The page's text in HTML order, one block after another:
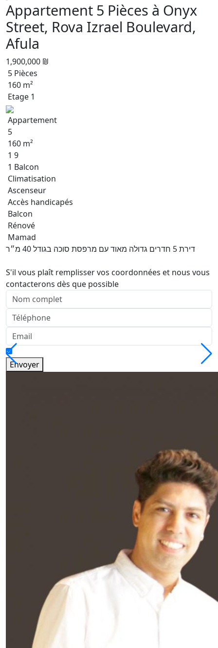
Appartement 5 Pièces à Onyx
Street, Rova Izrael Boulevard,
Afula
1,900,000 ₪
5 Pièces
160 m²
Etage 1
Appartement
5
160 m²
1 9
1 Balcon
Climatisation
Ascenseur
Accès handicapés
Balcon
Rénové
Mamad
דירת 5 חדרים גדולה מאוד עם מרפסת סוכה בגודל 40 מ״ר
S'il vous plaît remplisser vos coordonnées et nous vous
contacterons dès que possible
Envoyer